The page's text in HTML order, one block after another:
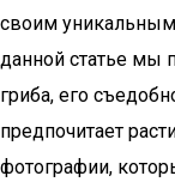
своим
данной статье мы
гриба, его
предпочитает
фотографии,